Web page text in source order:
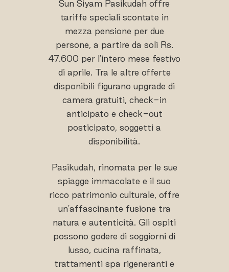
Sun Siyam Pasikudah offre
tariffe speciali scontate in
mezza pensione per due
persone, a partire da soli Rs.
47.600 per l'intero mese festivo
di aprile. Tra le altre offerte
disponibili figurano upgrade di
camera gratuiti, check-in
anticipato e check-out
posticipato, soggetti a
disponibilità.
Pasikudah, rinomata per le sue
spiagge immacolate e il suo
ricco patrimonio culturale, offre
un'affascinante fusione tra
natura e autenticità. Gli ospiti
possono godere di soggiorni di
lusso, cucina raffinata,
trattamenti spa rigeneranti e